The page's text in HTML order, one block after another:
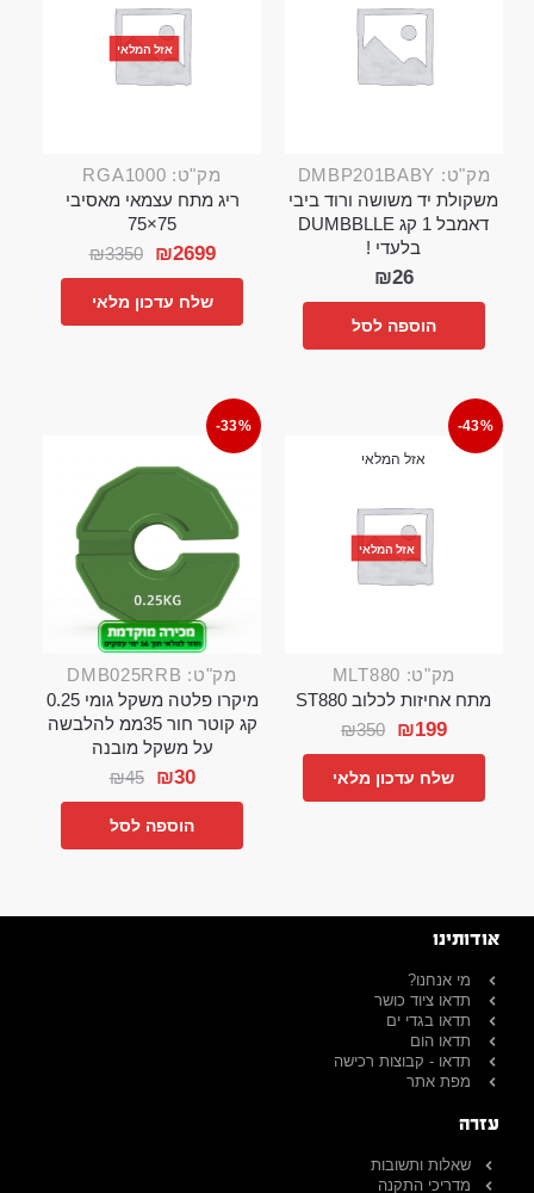
מק"ט: DMBP201BABY
משקולת יד משושה ורוד ביבי
דאמבל 1 קג DUMBBLLE
בלעדי !
₪26
הוספה לסל
אזל המלאי
מק"ט: RGA1000
ריג מתח עצמאי מאסיבי
75×75
₪3350 ₪2699
שלח עדכון מלאי
-43%
אזל המלאי
אזל המלאי
מק"ט: MLT880
מתח אחיזות לכלוב ST880
₪350 ₪199
שלח עדכון מלאי
-33%
מק"ט: DMB025RRB
מיקרו פלטה משקל גומי 0.25
קג קוטר חור 35ממ להלבשה
על משקל מובנה
₪45 ₪30
הוספה לסל
אודותינו
מי אנחנו?
תדאו ציוד כושר
תדאו בגדי ים
תדאו הום
תדאו - קבוצות רכישה
מפת אתר
עזרה
שאלות ותשובות
מדריכי התקנה